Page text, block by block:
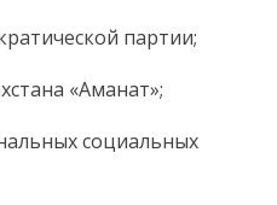
партии;
«Аманат»;
социальных